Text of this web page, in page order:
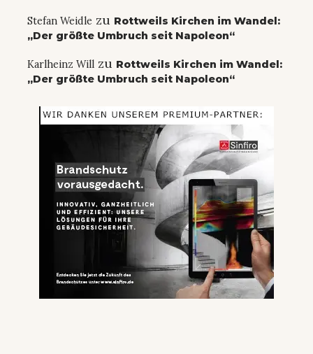
Stefan Weidle zu Rottweils Kirchen im Wandel:
„Der größte Umbruch seit Napoleon“
Karlheinz Will zu Rottweils Kirchen im Wandel:
„Der größte Umbruch seit Napoleon“